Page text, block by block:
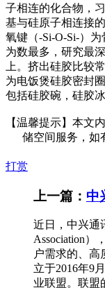
子相连的化合物，
基与硅原子相连接
氧键（-Si-O-Si-）
为数最多，研究最
上。挤出硅胶比较
为电饭煲硅胶密封
包括硅胶碗，硅胶
【温馨提示】本文
储空间服务，如
打赏
上一篇： 中
近日，中兴通
Association）
户需求的、
立于2016年9
业联盟。联盟